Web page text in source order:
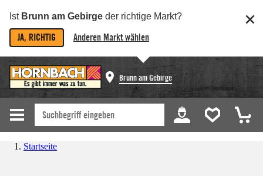
Ist Brunn am Gebirge der richtige Markt?
JA, RICHTIG Anderen Markt wählen
Brunn am Gebirge
Startseite